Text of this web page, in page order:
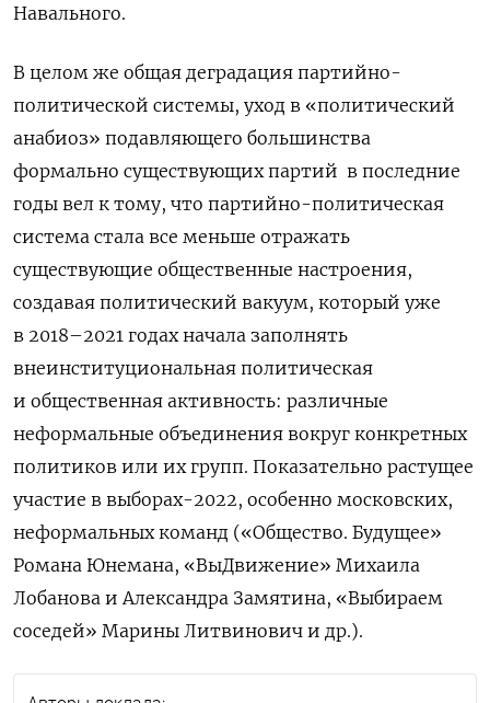
Навального.
В целом же общая деградация партийно-
политической системы, уход в «политический
анабиоз» подавляющего большинства
формально существующих партий в последние
годы вел к тому, что партийно-политическая
система стала все меньше отражать
существующие общественные настроения,
создавая политический вакуум, который уже
в 2018–2021 годах начала заполнять
внеинституциональная политическая
и общественная активность: различные
неформальные объединения вокруг конкретных
политиков или их групп. Показательно растущее
участие в выборах-2022, особенно московских,
неформальных команд («Общество. Будущее»
Романа Юнемана, «ВыДвижение» Михаила
Лобанова и Александра Замятина, «Выбираем
соседей» Марины Литвинович и др.).